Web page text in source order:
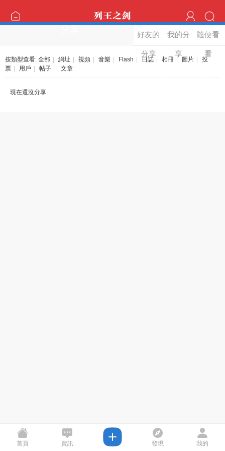
好友的
分享
我的分
享
隨便看
看
按類型查看: 全部 網址 視頻 音樂 Flash 日誌 相冊 | 圖片
投
票
用戶 帖子 文章
現在還沒分享
首頁 資訊 發現 我的